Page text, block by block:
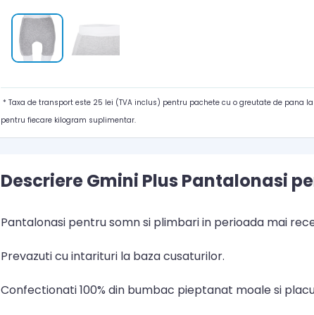
* Taxa de transport este 25 lei (TVA inclus) pentru pachete cu o greutate de pana
pentru fiecare kilogram suplimentar.
Descriere Gmini Plus Pantalonasi
Pantalonasi pentru somn si plimbari in perioada mai
Prevazuti cu intarituri la baza cusaturilor.
Confectionati 100% din bumbac pieptanat moale si